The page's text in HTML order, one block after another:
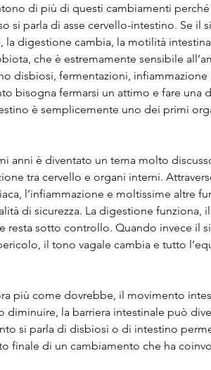
di più di questi cambiamenti
si parla di asse cervello-intestino. Se il
digestione cambia, la motilità
che è estremamente sensibile
disbiosi, fermentazioni, infiammazione
bisogna fermarsi un attimo e fare una
è semplicemente uno dei primi
anni è diventato un tema molto
tra cervello e organi interni.
l’infiammazione e moltissime altre
di sicurezza. La digestione funziona,
resta sotto controllo. Quando invece il
il tono vagale cambia e tutto
più come dovrebbe, il movimento
diminuire, la barriera intestinale può
si parla di disbiosi o di intestino
finale di un cambiamento che ha